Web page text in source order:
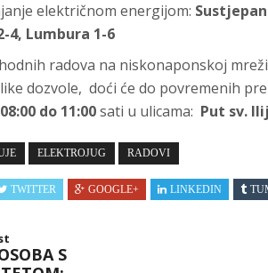
električnom energijom:
4, Lumbura 1-6
radova na niskonaponskoj
dozvole, doći će do povremenih
08:00 do 11:00sati u ulicama: Put sv.
ELEKTROJUG RADOVI
TWITTER GOOGLE+ LINKEDIN
S